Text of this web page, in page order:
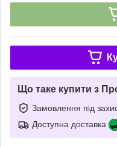
Що таке купити з
Замовлення під
Доступна доставка